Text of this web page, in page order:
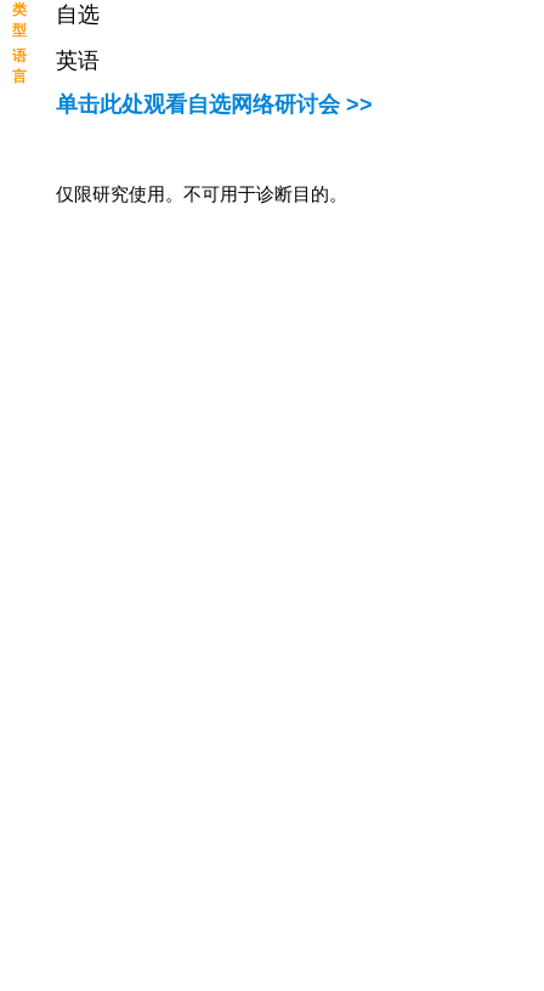
类
型
自选
语
言
英语
单击此处观看自选网络研讨会 >>
仅限研究使用。不可用于诊断目的。